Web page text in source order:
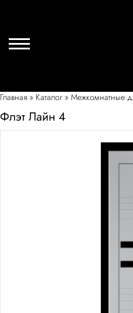
Главная » Каталог» Межкомнатные
Флэт Лайн 4